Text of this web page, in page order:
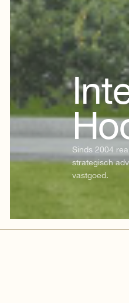
Sinds 2004
strategisch
vastgoed.